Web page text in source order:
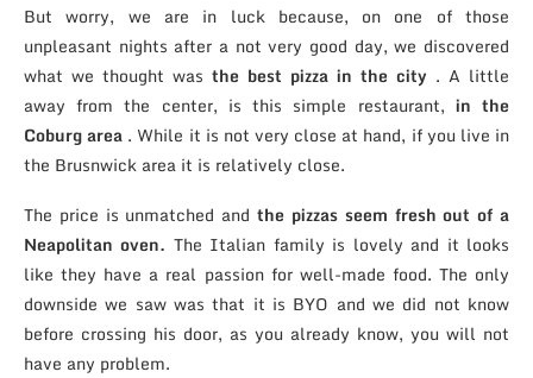
But worry, we are in luck because, on one of those
unpleasant nights after a not very good day, we discovered
what we thought was the best pizza in the city . A little
away from the center, is this simple restaurant, in the
Coburg area . While it is not very close at hand, if you live in
the Brusnwick area it is relatively close.
The price is unmatched andthe pizzas seem fresh out of a
Neapolitan oven. The Italian family is lovely and it looks
like they have a real passion for well-made food. The only
downside we saw was that it is BYO and we did not know
before crossing his door, as you already know, you will not
have any problem.